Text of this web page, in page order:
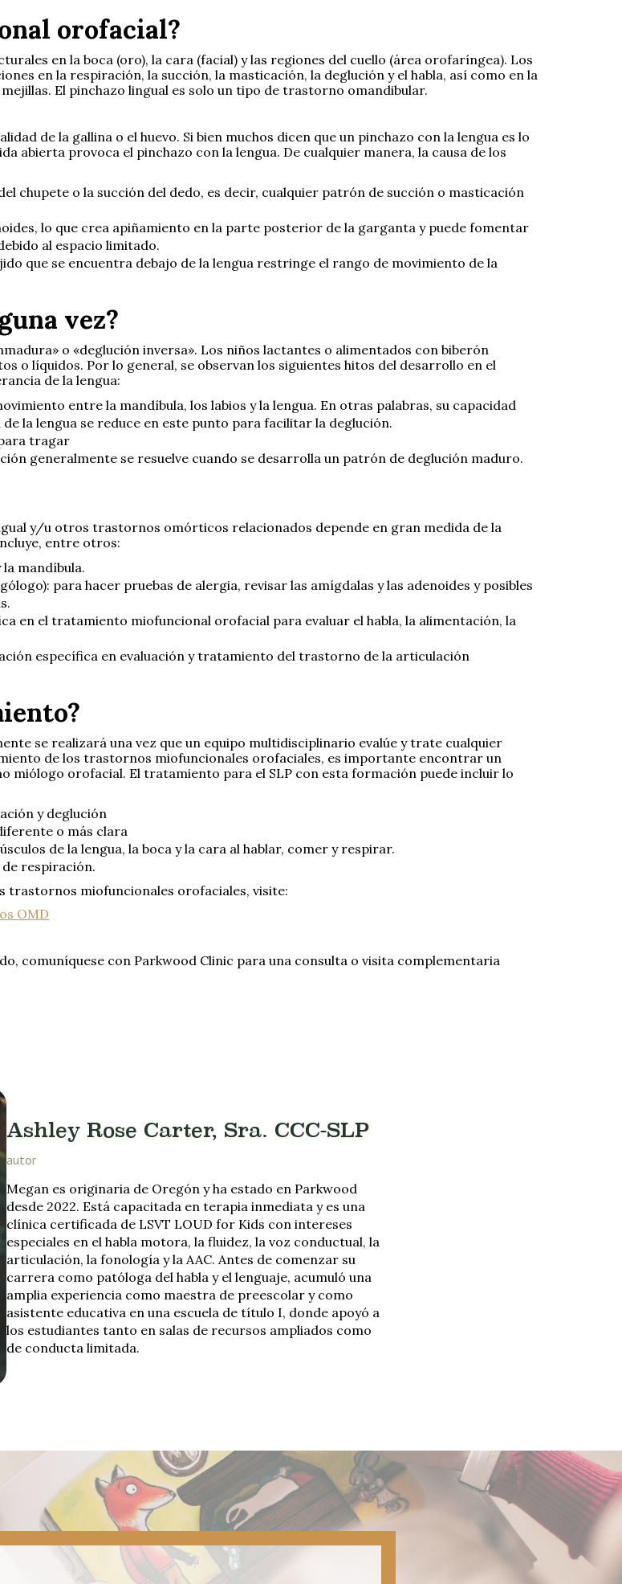
orofacial?
en la boca (oro), la cara (facial) y las regiones del cuello (área orofaríngea). Los
en la respiración, la succión, la masticación, la deglución y el habla, así como en la
El pinchazo lingual es solo un tipo de trastorno omandibular.
de la gallina o el huevo. Si bien muchos dicen que un pinchazo con la lengua es lo
abierta provoca el pinchazo con la lengua. De cualquier manera, la causa de los
chupete o la succión del dedo, es decir, cualquier patrón de succión o masticación
lo que crea apiñamiento en la parte posterior de la garganta y puede fomentar
al espacio limitado.
que se encuentra debajo de la lengua restringe el rango de movimiento de la
vez?
o «deglución inversa». Los niños lactantes o alimentados con biberón
o líquidos. Por lo general, se observan los siguientes hitos del desarrollo en el
de la lengua:
entre la mandíbula, los labios y la lengua. En otras palabras, su capacidad
la lengua se reduce en este punto para facilitar la deglución.
tragar
generalmente se resuelve cuando se desarrolla un patrón de deglución maduro.
y/u otros trastornos omórticos relacionados depende en gran medida de la
entre otros:
mandíbula.
para hacer pruebas de alergia, revisar las amígdalas y las adenoides y posibles
en el tratamiento miofuncional orofacial para evaluar el habla, la alimentación, la
específica en evaluación y tratamiento del trastorno de la articulación
se realizará una vez que un equipo multidisciplinario evalúe y trate cualquier
de los trastornos miofuncionales orofaciales, es importante encontrar un
miólogo orofacial. El tratamiento para el SLP con esta formación puede incluir lo
y deglución
o más clara
de la lengua, la boca y la cara al hablar, comer y respirar.
respiración.
trastornos miofuncionales orofaciales, visite:
OMD
comuníquese con Parkwood Clinic para una consulta o visita complementaria
Ashley Rose Carter, Sra. CCC-SLP
autor
Megan es originaria de Oregón y ha estado en Parkwood
desde 2022. Está capacitada en terapia inmediata y es una
clínica certificada de LSVT LOUD for Kids con intereses
especiales en el habla motora, la fluidez, la voz conductual, la
articulación, la fonología y la AAC. Antes de comenzar su
carrera como patóloga del habla y el lenguaje, acumuló una
amplia experiencia como maestra de preescolar y como
asistente educativa en una escuela de título I, donde apoyó a
los estudiantes tanto en salas de recursos ampliados como
de conducta limitada.